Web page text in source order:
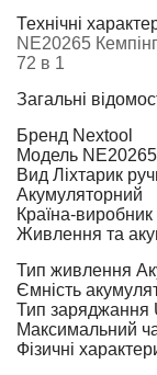
Технічні
NE20265
72 в 1
Загальні
Бренд Nextool
Модель NE20265
Вид Ліхтарик
Акумуляторний
Країна-
Живлення та
Тип живлення
Ємність
Тип заряджання
Максимальний
Фізичні